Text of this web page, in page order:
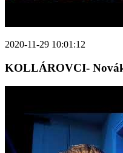
2020-11-29 10:01:12
KOLLÁROVCI-